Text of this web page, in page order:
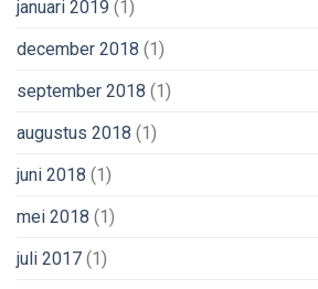
januari 2019 (1)
december 2018 (1)
september 2018 (1)
augustus 2018 (1)
juni 2018 (1)
mei 2018 (1)
juli 2017 (1)